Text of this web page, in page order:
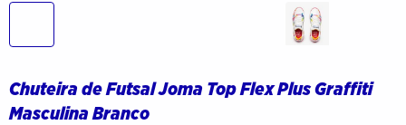
Chuteira de Futsal Joma Top Flex Plus Graffiti
Masculina Branco